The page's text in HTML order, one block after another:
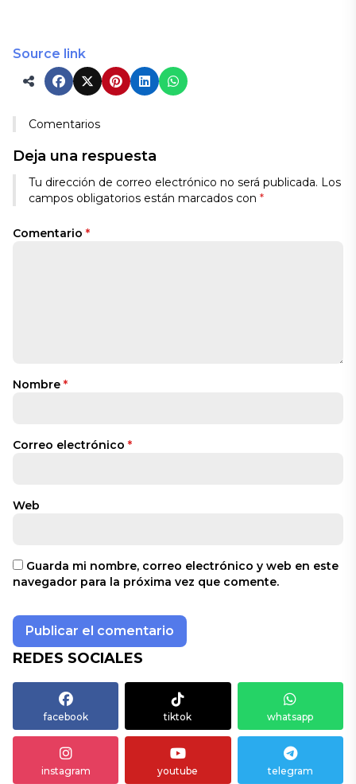
Source link
Comentarios
Deja una respuesta
Tu dirección de correo electrónico no será publicada. Los
campos obligatorios están marcados con *
Comentario *
Nombre *
Correo electrónico *
Web
Guarda mi nombre, correo electrónico y web en este
navegador para la próxima vez que comente.
REDES SOCIALES
facebook tiktok whatsapp
instagram youtube telegram